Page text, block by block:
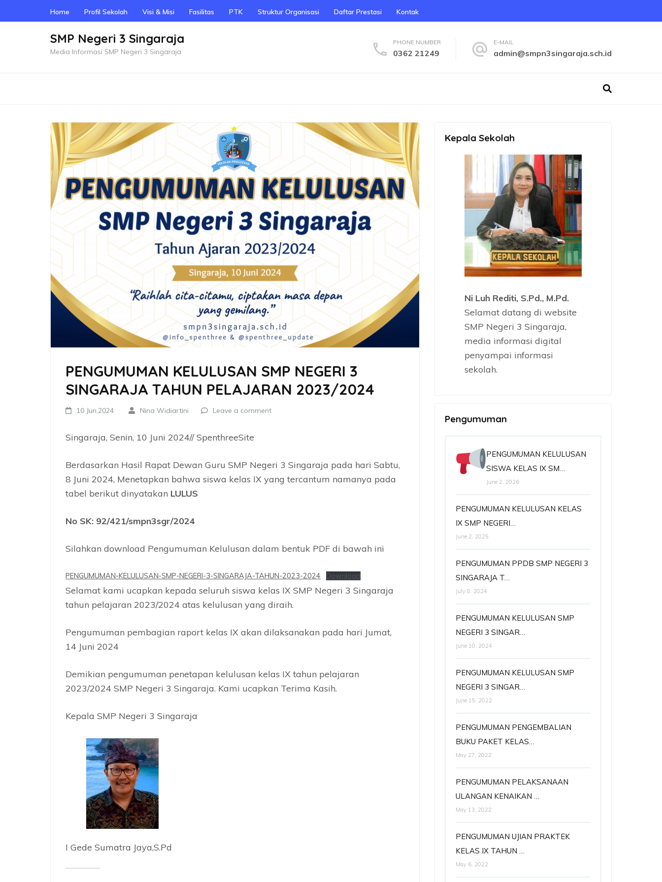
to
Home Profil Sekolah Visi & Misi Fasilitas PTK Struktur Organisasi Daftar Prestasi Kontak
SMP Negeri 3 Singaraja
Media Informasi SMP Negeri 3 Singaraja
PHONE NUMBER
0362 21249
E-MAIL
admin@smpn3singaraja.sch.id
PENGUMUMAN KELULUSAN SMP NEGERI 3
SINGARAJA TAHUN PELAJARAN 2023/2024
10 Jun,2024 Nina Widiartini Leave a comment
Singaraja, Senin, 10 Juni 2024// SpenthreeSite
Berdasarkan Hasil Rapat Dewan Guru SMP Negeri 3 Singaraja pada hari Sabtu,
8 Juni 2024, Menetapkan bahwa siswa kelas IX yang tercantum namanya pada
tabel berikut dinyatakan LULUS
No SK: 92/421/smpn3sgr/2024
Silahkan download Pengumuman Kelulusan dalam bentuk PDF di bawah ini
PENGUMUMAN-KELULUSAN-SMP-NEGERI-3-SINGARAJA-TAHUN-2023-2024 Download
Selamat kami ucapkan kepada seluruh siswa kelas IX SMP Negeri 3 Singaraja
tahun pelajaran 2023/2024 atas kelulusan yang diraih.
Pengumuman pembagian raport kelas IX akan dilaksanakan pada hari Jumat,
14 Juni 2024
Demikian pengumuman penetapan kelulusan kelas IX tahun pelajaran
2023/2024 SMP Negeri 3 Singaraja. Kami ucapkan Terima Kasih.
Kepala SMP Negeri 3 Singaraja
I Gede Sumatra Jaya,S.Pd
Kepala Sekolah
Ni Luh Rediti, S.Pd., M.Pd.
Selamat datang di website
SMP Negeri 3 Singaraja,
media informasi digital
penyampai informasi
sekolah.
Pengumuman
PENGUMUMAN KELULUSAN
SISWA KELAS IX SM…
June 2, 2026
PENGUMUMAN KELULUSAN KELAS
IX SMP NEGERI…
June 2, 2025
PENGUMUMAN PPDB SMP NEGERI 3
SINGARAJA T…
July 8, 2024
PENGUMUMAN KELULUSAN SMP
NEGERI 3 SINGAR…
June 10, 2024
PENGUMUMAN KELULUSAN SMP
NEGERI 3 SINGAR…
June 15, 2022
PENGUMUMAN PENGEMBALIAN
BUKU PAKET KELAS…
May 27, 2022
PENGUMUMAN PELAKSANAAN
ULANGAN KENAIKAN …
May 13, 2022
PENGUMUMAN UJIAN PRAKTEK
KELAS IX TAHUN …
May 6, 2022